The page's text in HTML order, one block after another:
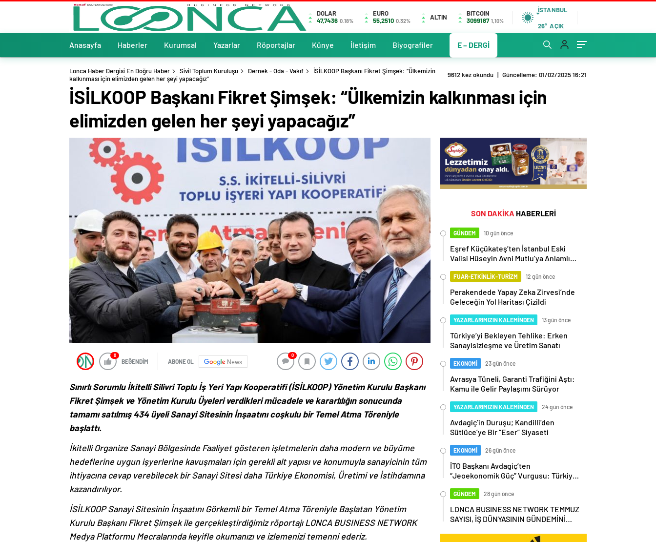
DOLAR
47,7436 0.18%
EURO
55,2510 0.32% ALTIN
BITCOIN
3099187 1,10%
İSTANBUL
26° AÇIK
Anasayfa Haberler Kurumsal Yazarlar Röportajlar Künye İletişim Biyografiler E – DERGİ
Lonca Haber Dergisi En Doğru Haber Sivil Toplum Kuruluşu Dernek - Oda - Vakıf
İSİLKOOP Başkanı Fikret Şimşek: “Ülkemizin
kalkınması için elimizden gelen her şeyi yapacağız”
9612 kez okundu | Güncelleme: 01/02/2025 16:21
İSİLKOOP Başkanı Fikret Şimşek: “Ülkemizin kalkınması için
elimizden gelen her şeyi yapacağız”
0
BEĞENDİM ABONE OL News
0
Sınırlı Sorumlu İkitelli Silivri Toplu İş Yeri Yapı Kooperatifi (İSİLKOOP) Yönetim Kurulu Başkanı
Fikret Şimşek ve Yönetim Kurulu Üyeleri verdikleri mücadele ve kararlılığın sonucunda
tamamı satılmış 434 üyeli Sanayi Sitesinin İnşaatını coşkulu bir Temel Atma Töreniyle
başlattı.
İkitelli Organize Sanayi Bölgesinde Faaliyet gösteren işletmelerin daha modern ve büyüme
hedeflerine uygun işyerlerine kavuşmaları için gerekli alt yapısı ve konumuyla sanayicinin tüm
ihtiyacına cevap verebilecek bir Sanayi Sitesi daha Türkiye Ekonomisi, Üretimi ve İstihdamına
kazandırılıyor.
İSİLKOOP Sanayi Sitesinin İnşaatını Görkemli bir Temel Atma Töreniyle Başlatan Yönetim
Kurulu Başkanı Fikret Şimşek ile gerçekleştirdiğimiz röportajı LONCA BUSINESS NETWORK
Medya Platformu Mecralarında keyifle okumanızı ve izlemenizi temenni ederiz.
SON DAKİKA HABERLERİ
GÜNDEM 10 gün önce
Eşref Küçükateş’ten İstanbul Eski
Valisi Hüseyin Avni Mutlu’ya Anlamlı
FUAR-ETKİNLİK-TURİZM 12 gün önce
Perakendede Yapay Zeka Zirvesi’nde
Geleceğin Yol Haritası Çizildi
YAZARLARIMIZIN KALEMİNDEN 13 gün önce
Türkiye’yi Bekleyen Tehlike: Erken
Sanayisizleşme ve Üretim Sanatı
EKONOMİ 23 gün önce
Avrasya Tüneli, Garanti Trafiğini Aştı:
Kamu ile Gelir Paylaşımı Sürüyor
YAZARLARIMIZIN KALEMİNDEN 24 gün önce
Avdagiç’in Duruşu; Kandilli’den
Sütlüce’ye Bir “Eser” Siyaseti
EKONOMİ 26 gün önce
İTO Başkanı Avdagiç’ten
“Jeoekonomik Güç” Vurgusu: Türkiye,
Olmalı
GÜNDEM 28 gün önce
LONCA BUSINESS NETWORK TEMMUZ
SAYISI, İŞ DÜNYASININ GÜNDEMİNİ